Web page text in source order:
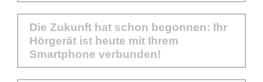
Die Zukunft hat schon begonnen: Ihr
Hörgerät ist heute mit Ihrem
Smartphone verbunden!